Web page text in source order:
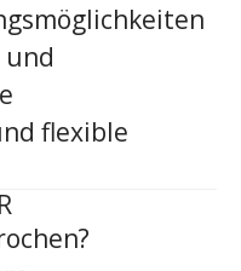
und
flexible